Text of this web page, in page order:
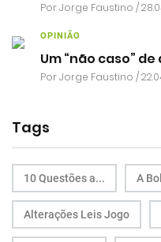
PorJorge Faustino /
OPINIÃO
Um “não caso”
PorJorge Faustino /
Tags
10 Questões a... A
Alterações Leis Jogo